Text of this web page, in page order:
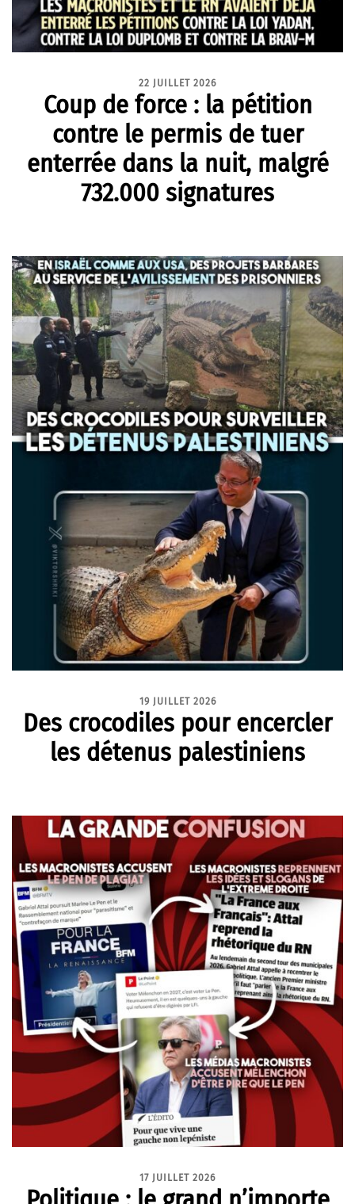
22 JUILLET 2026
Coup de force : la pétition
contre le permis de tuer
enterrée dans la nuit, malgré
732.000 signatures
19 JUILLET 2026
Des crocodiles pour encercler
les détenus palestiniens
17 JUILLET 2026